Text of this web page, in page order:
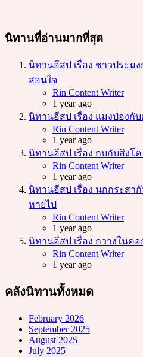
นิทานที่อ่านมากที่สุด
นิทานอีสป เรื่อง ชาวประม
สอนใจ
Posted
Rin Content Writer
1 year ago
นิทานอีสป เรื่อง แมงป่องกั
Posted
Rin Content Writer
1 year ago
นิทานอีสป เรื่อง กบกับสิงโ
Posted
Rin Content Writer
1 year ago
นิทานอีสป เรื่อง นกกระส
หายไป
Posted
Rin Content Writer
1 year ago
นิทานอีสป เรื่อง กวางในค
Posted
Rin Content Writer
1 year ago
คลังนิทานทั้งหมด
February 2026
September 2025
August 2025
July 2025